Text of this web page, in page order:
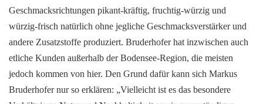
Geschmacksrichtungen pikant-kräftig, fruchtig-würzig und
würzig-frisch natürlich ohne jegliche Geschmacksverstärker und
andere Zusatzstoffe produziert. Bruderhofer hat inzwischen auch
etliche Kunden außerhalb der Bodensee-Region, die meisten
jedoch kommen von hier. Den Grund dafür kann sich Markus
Bruderhofer nur so erklären: „Vielleicht ist es das besondere